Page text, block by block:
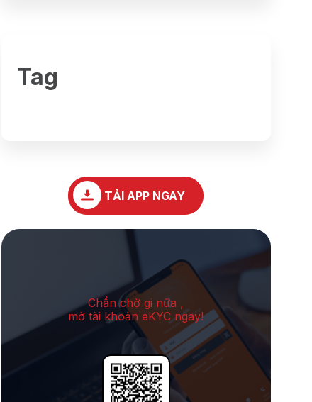
Tag
TẢI APP NGAY
Chần chờ gi nữa ,
mở tài khoản eKYC ngay!